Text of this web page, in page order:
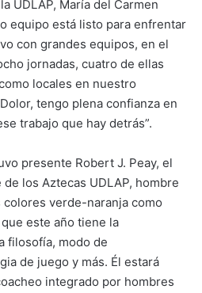
UDLAP, María del Carmen
equipo está listo para enfrentar
con grandes equipos, en el
jornadas, cuatro de ellas
locales en nuestro
tengo plena confianza en
trabajo que hay detrás”.
presente Robert J. Peay, el
los Aztecas UDLAP, hombre
verde-naranja como
este año tiene la
filosofía, modo de
de juego y más. Él estará
integrado por hombres